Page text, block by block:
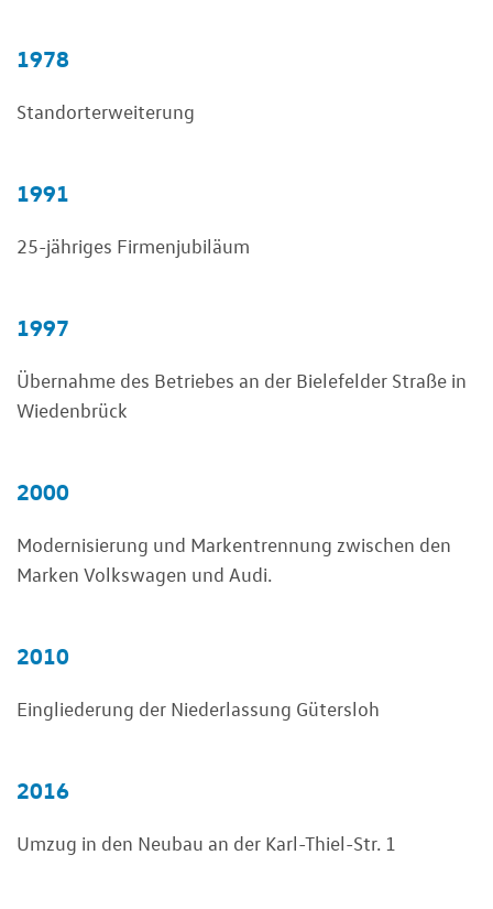
1978
Standorterweiterung
1991
25-jähriges Firmenjubiläum
1997
Übernahme des Betriebes an der Bielefelder Straße in
Wiedenbrück
2000
Modernisierung und Markentrennung zwischen den
Marken Volkswagen und Audi.
2010
Eingliederung der Niederlassung Gütersloh
2016
Umzug in den Neubau an der Karl-Thiel-Str. 1